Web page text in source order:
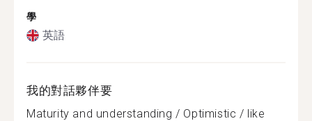
學
英語
我的對話夥伴要
Maturity and understanding / Optimistic / like